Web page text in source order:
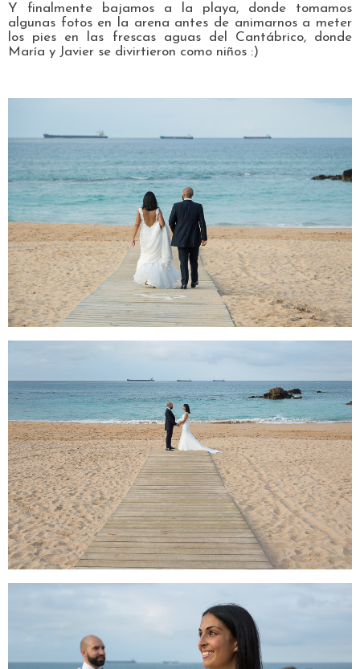
Y finalmente bajamos a la playa, donde tomamos
algunas fotos en la arena antes de animarnos a meter
los pies en las frescas aguas del Cantábrico, donde
María y Javier se divirtieron como niños :)